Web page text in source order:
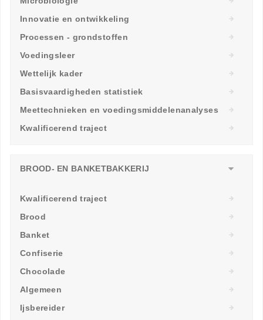
Innovatie en ontwikkeling
Processen - grondstoffen
Voedingsleer
Wettelijk kader
Basisvaardigheden statistiek
Meettechnieken en voedingsmiddelenanalyses
Kwalificerend traject
BROOD- EN BANKETBAKKERIJ
Kwalificerend traject
Brood
Banket
Confiserie
Chocolade
Algemeen
Ijsbereider